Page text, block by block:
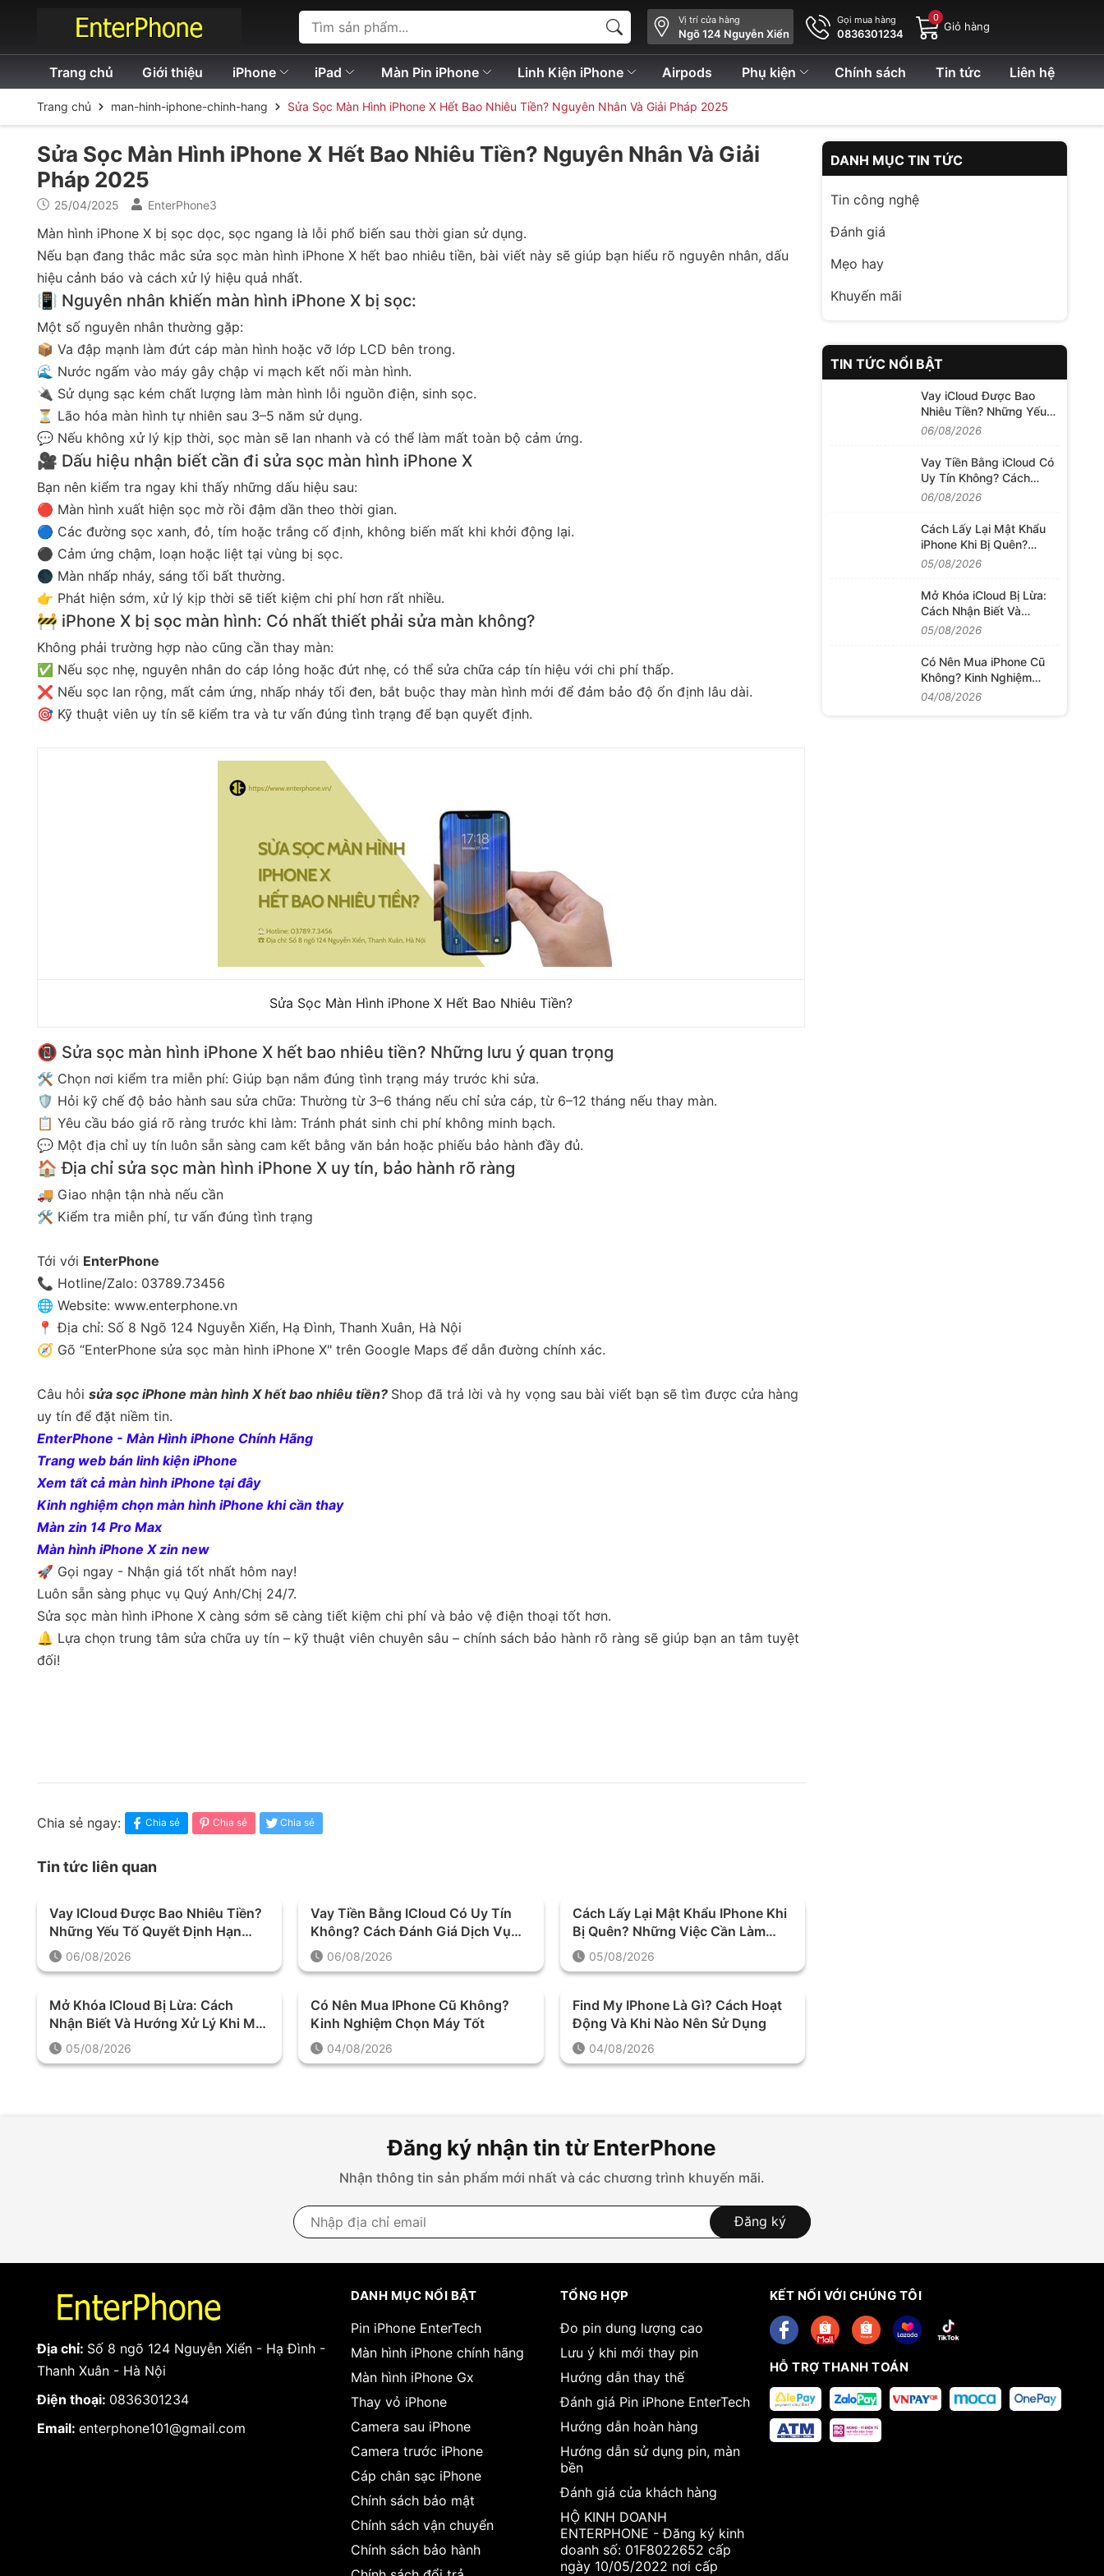
Vị trí cửa hàng
Ngõ 124 Nguyễn Xiển
Gọi mua hàng
0836301234
0
Giỏ hàng
Trang chủ Giới thiệu iPhone iPad Màn Pin iPhone Linh Kiện iPhone Airpods Phụ kiện Chính sách Tin tức Liên hệ
Trang chủ man-hinh-iphone-chinh-hang Sửa Sọc Màn Hình iPhone X Hết Bao Nhiêu Tiền? Nguyên Nhân Và Giải Pháp 2025
Sửa Sọc Màn Hình iPhone X Hết Bao Nhiêu Tiền? Nguyên Nhân Và Giải
Pháp 2025
25/04/2025 EnterPhone3
Màn hình iPhone X bị sọc dọc, sọc ngang là lỗi phổ biến sau thời gian sử dụng.
Nếu bạn đang thắc mắc sửa sọc màn hình iPhone X hết bao nhiêu tiền, bài viết này sẽ giúp bạn hiểu rõ nguyên nhân, dấu
hiệu cảnh báo và cách xử lý hiệu quả nhất.
📳 Nguyên nhân khiến màn hình iPhone X bị sọc:
Một số nguyên nhân thường gặp:
📦 Va đập mạnh làm đứt cáp màn hình hoặc vỡ lớp LCD bên trong.
🌊 Nước ngấm vào máy gây chập vi mạch kết nối màn hình.
🔌 Sử dụng sạc kém chất lượng làm màn hình lỗi nguồn điện, sinh sọc.
⏳ Lão hóa màn hình tự nhiên sau 3–5 năm sử dụng.
💬 Nếu không xử lý kịp thời, sọc màn sẽ lan nhanh và có thể làm mất toàn bộ cảm ứng.
🎥 Dấu hiệu nhận biết cần đi sửa sọc màn hình iPhone X
Bạn nên kiểm tra ngay khi thấy những dấu hiệu sau:
🔴 Màn hình xuất hiện sọc mờ rồi đậm dần theo thời gian.
🔵 Các đường sọc xanh, đỏ, tím hoặc trắng cố định, không biến mất khi khởi động lại.
⚫ Cảm ứng chậm, loạn hoặc liệt tại vùng bị sọc.
🌑 Màn nhấp nháy, sáng tối bất thường.
👉 Phát hiện sớm, xử lý kịp thời sẽ tiết kiệm chi phí hơn rất nhiều.
🚧 iPhone X bị sọc màn hình: Có nhất thiết phải sửa màn không?
Không phải trường hợp nào cũng cần thay màn:
✅ Nếu sọc nhẹ, nguyên nhân do cáp lỏng hoặc đứt nhẹ, có thể sửa chữa cáp tín hiệu với chi phí thấp.
❌ Nếu sọc lan rộng, mất cảm ứng, nhấp nháy tối đen, bắt buộc thay màn hình mới để đảm bảo độ ổn định lâu dài.
🎯 Kỹ thuật viên uy tín sẽ kiểm tra và tư vấn đúng tình trạng để bạn quyết định.
Sửa Sọc Màn Hình iPhone X Hết Bao Nhiêu Tiền?
📵 Sửa sọc màn hình iPhone X hết bao nhiêu tiền? Những lưu ý quan trọng
🛠️ Chọn nơi kiểm tra miễn phí: Giúp bạn nắm đúng tình trạng máy trước khi sửa.
🛡️ Hỏi kỹ chế độ bảo hành sau sửa chữa: Thường từ 3–6 tháng nếu chỉ sửa cáp, từ 6–12 tháng nếu thay màn.
📋 Yêu cầu báo giá rõ ràng trước khi làm: Tránh phát sinh chi phí không minh bạch.
💬 Một địa chỉ uy tín luôn sẵn sàng cam kết bằng văn bản hoặc phiếu bảo hành đầy đủ.
🏠 Địa chỉ sửa sọc màn hình iPhone X uy tín, bảo hành rõ ràng
🚚 Giao nhận tận nhà nếu cần
🛠️ Kiểm tra miễn phí, tư vấn đúng tình trạng
Tới với EnterPhone
📞 Hotline/Zalo: 03789.73456
🌐 Website: www.enterphone.vn
📍 Địa chỉ: Số 8 Ngõ 124 Nguyễn Xiển, Hạ Đình, Thanh Xuân, Hà Nội
🧭 Gõ “EnterPhone sửa sọc màn hình iPhone X" trên Google Maps để dẫn đường chính xác.
Câu hỏi sửa sọc iPhone màn hình X hết bao nhiêu tiền? Shop đã trả lời và hy vọng sau bài viết bạn sẽ tìm được cửa hàng
uy tín để đặt niềm tin.
EnterPhone - Màn Hình iPhone Chính Hãng
Trang web bán linh kiện iPhone
Xem tất cả màn hình iPhone tại đây
Kinh nghiệm chọn màn hình iPhone khi cần thay
Màn zin 14 Pro Max
Màn hình iPhone X zin new
🚀 Gọi ngay - Nhận giá tốt nhất hôm nay!
Luôn sẵn sàng phục vụ Quý Anh/Chị 24/7.
Sửa sọc màn hình iPhone X càng sớm sẽ càng tiết kiệm chi phí và bảo vệ điện thoại tốt hơn.
🔔 Lựa chọn trung tâm sửa chữa uy tín – kỹ thuật viên chuyên sâu – chính sách bảo hành rõ ràng sẽ giúp bạn an tâm tuyệt
đối!
Chia sẻ ngay: Chia sẻ Chia sẻ Chia sẻ
Tin tức liên quan
Vay ICloud Được Bao Nhiêu Tiền?
Những Yếu Tố Quyết Định Hạn
Mức Khoản Vay
06/08/2026
Vay Tiền Bằng ICloud Có Uy Tín
Không? Cách Đánh Giá Dịch Vụ
Trước Khi Quyết Định
06/08/2026
Cách Lấy Lại Mật Khẩu IPhone Khi
Bị Quên? Những Việc Cần Làm
Trước Khi Khôi Phục
05/08/2026
Mở Khóa ICloud Bị Lừa: Cách
Nhận Biết Và Hướng Xử Lý Khi Mất
Tiền05/08/2026
Có Nên Mua IPhone Cũ Không?
Kinh Nghiệm Chọn Máy Tốt
04/08/2026
Find My IPhone Là Gì? Cách Hoạt
Động Và Khi Nào Nên Sử Dụng
04/08/2026
DANH MỤC TIN TỨC
Tin công nghệ
Đánh giá
Mẹo hay
Khuyến mãi
TIN TỨC NỔI BẬT
Vay iCloud Được Bao
Nhiêu Tiền? Những Yếu
Tố Quyết Định Hạn Mức
06/08/2026
Vay Tiền Bằng iCloud Có
Uy Tín Không? Cách
Đánh Giá Dịch Vụ Trước
06/08/2026
Cách Lấy Lại Mật Khẩu
iPhone Khi Bị Quên?
Những Việc Cần Làm
05/08/2026
Mở Khóa iCloud Bị Lừa:
Cách Nhận Biết Và
Hướng Xử Lý Khi Mất
05/08/2026
Có Nên Mua iPhone Cũ
Không? Kinh Nghiệm
Chọn Máy Tốt
04/08/2026
Đăng ký nhận tin từ EnterPhone
Nhận thông tin sản phẩm mới nhất và các chương trình khuyến mãi.
Đăng ký
Địa chỉ: Số 8 ngõ 124 Nguyễn Xiển - Hạ Đình -
Thanh Xuân - Hà Nội
Điện thoại: 0836301234
Email: enterphone101@gmail.com
DANH MỤC NỔI BẬT
Pin iPhone EnterTech
Màn hình iPhone chính hãng
Màn hình iPhone Gx
Thay vỏ iPhone
Camera sau iPhone
Camera trước iPhone
Cáp chân sạc iPhone
Chính sách bảo mật
Chính sách vận chuyển
Chính sách bảo hành
TỔNG HỢP
Đo pin dung lượng cao
Lưu ý khi mới thay pin
Hướng dẫn thay thế
Đánh giá Pin iPhone EnterTech
Hướng dẫn hoàn hàng
Hướng dẫn sử dụng pin, màn
bền
Đánh giá của khách hàng
HỘ KINH DOANH
ENTERPHONE - Đăng ký kinh
doanh số: 01F8022652 cấp
ngày 10/05/2022 nơi cấp
KẾT NỐI VỚI CHÚNG TÔI
HỖ TRỢ THANH TOÁN